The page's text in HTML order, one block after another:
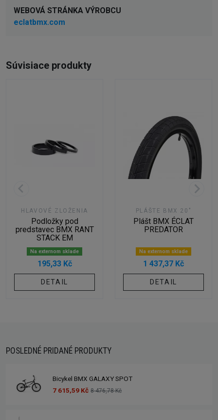
WEBOVÁ STRÁNKA VÝROBCU
eclatbmx.com
Súvisiace produkty
HLAVOVÉ ZLOŽENIA
Podložky pod
predstavec BMX RANT
STACK EM
Na externom sklade
195,33 Kč
DETAIL
PLÁŠTE BMX 20"
Plášt BMX ÉCLAT
PREDATOR
Na externom sklade
1 437,37 Kč
DETAIL
POSLEDNÉ PRIDANÉ PRODUKTY
Bicykel BMX GALAXY SPOT
7 615,59 Kč 8 476,78 Kč